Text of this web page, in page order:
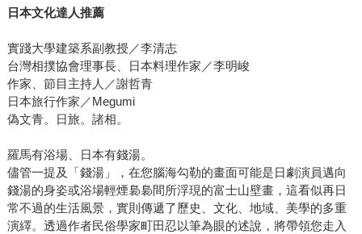
日本文化達人推薦
實踐大學建築系副教授／李清志
台灣相撲協會理事長、日本料理作家／李明峻
作家、節目主持人／謝哲青
日本旅行作家／Megumi
偽文青。日旅。諸相。
羅馬有浴場、日本有錢湯。
儘管一提及「錢湯」，在您腦海勾勒的畫面可能是日劇演員邁向
錢湯的身姿或浴場輕煙裊裊間所浮現的富士山壁畫，這看似再日
常不過的生活風景，實則傳遞了歷史、文化、地域、美學的多重
演繹。透過作者民俗學家町田忍以筆為眼的述說，將帶領您走入